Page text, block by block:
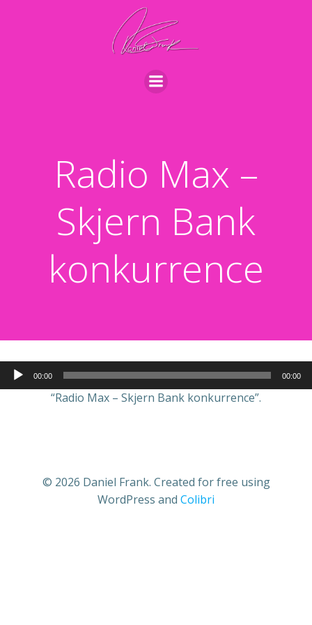
til
indhold
Radio Max –
Skjern Bank
konkurrence
Lydafspiller
00:00 00:00
“Radio Max – Skjern Bank konkurrence”.
© 2026 Daniel Frank. Created for free using
WordPress and Colibri